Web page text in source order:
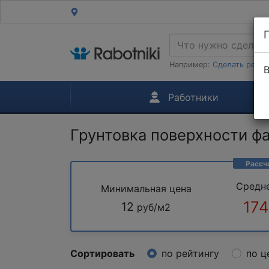
Например: Сделать
Работники
Грунтовка поверхности
Минимальная цена
12 руб/м2
Сортировать по рейтингу по